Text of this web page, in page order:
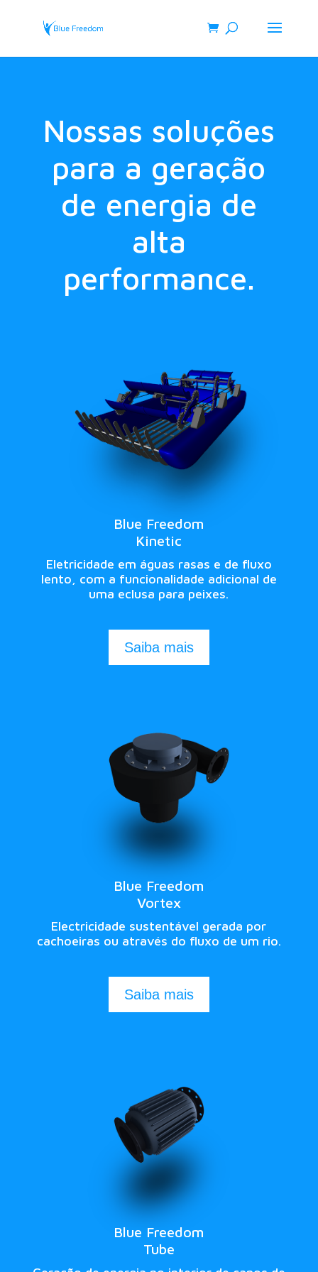
Nossas soluções
para a geração
de energia de
alta
performance.
Blue Freedom
Kinetic
Eletricidade em águas rasas e de fluxo
lento, com a funcionalidade adicional de
uma eclusa para peixes.
Saiba mais
Blue Freedom
Vortex
Electricidade sustentável gerada por
cachoeiras ou através do fluxo de um rio.
Saiba mais
Blue Freedom
Tube